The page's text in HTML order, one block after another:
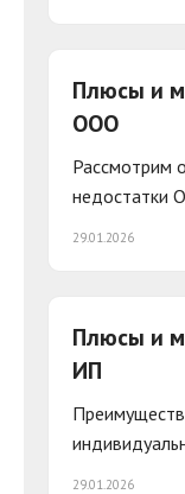
Плюсы и
ООО
Рассмотрим
недостатки
29.01.2026
Плюсы и
ИП
29.01.2026